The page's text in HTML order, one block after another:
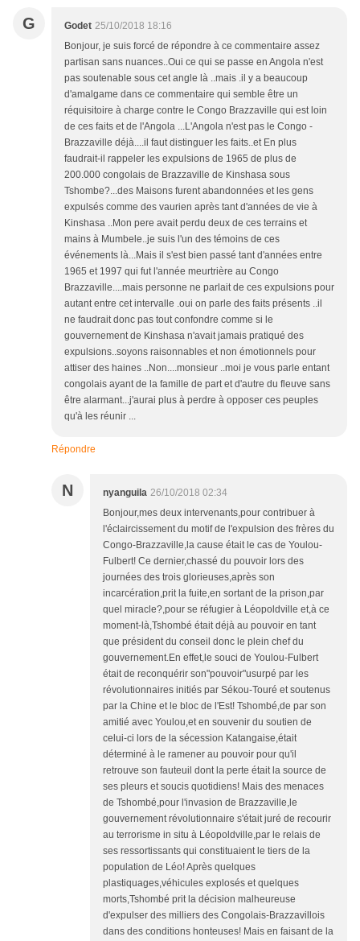
G Godet 25/10/2018 18:16
Bonjour, je suis forcé de répondre à ce commentaire assez
partisan sans nuances..Oui ce qui se passe en Angola n'est
pas soutenable sous cet angle là ..mais .il y a beaucoup
d'amalgame dans ce commentaire qui semble être un
réquisitoire à charge contre le Congo Brazzaville qui est loin
de ces faits et de l'Angola ...L'Angola n'est pas le Congo -
Brazzaville déjà....il faut distinguer les faits..et En plus
faudrait-il rappeler les expulsions de 1965 de plus de
200.000 congolais de Brazzaville de Kinshasa sous
Tshombe?...des Maisons furent abandonnées et les gens
expulsés comme des vaurien après tant d'années de vie à
Kinshasa ..Mon pere avait perdu deux de ces terrains et
mains à Mumbele..je suis l'un des témoins de ces
événements là...Mais il s'est bien passé tant d'années entre
1965 et 1997 qui fut l'année meurtrière au Congo
Brazzaville....mais personne ne parlait de ces expulsions pour
autant entre cet intervalle .oui on parle des faits présents ..il
ne faudrait donc pas tout confondre comme si le
gouvernement de Kinshasa n'avait jamais pratiqué des
expulsions..soyons raisonnables et non émotionnels pour
attiser des haines ..Non....monsieur ..moi je vous parle entant
congolais ayant de la famille de part et d'autre du fleuve sans
être alarmant...j'aurai plus à perdre à opposer ces peuples
qu'à les réunir ...
Répondre
N nyanguila 26/10/2018 02:34
Bonjour,mes deux intervenants,pour contribuer à
l'éclaircissement du motif de l'expulsion des frères du
Congo-Brazzaville,la cause était le cas de Youlou-
Fulbert! Ce dernier,chassé du pouvoir lors des
journées des trois glorieuses,après son
incarcération,prit la fuite,en sortant de la prison,par
quel miracle?,pour se réfugier à Léopoldville et,à ce
moment-là,Tshombé était déjà au pouvoir en tant
que président du conseil donc le plein chef du
gouvernement.En effet,le souci de Youlou-Fulbert
était de reconquérir son"pouvoir"usurpé par les
révolutionnaires initiés par Sékou-Touré et soutenus
par la Chine et le bloc de l'Est! Tshombé,de par son
amitié avec Youlou,et en souvenir du soutien de
celui-ci lors de la sécession Katangaise,était
déterminé à le ramener au pouvoir pour qu'il
retrouve son fauteuil dont la perte était la source de
ses pleurs et soucis quotidiens! Mais des menaces
de Tshombé,pour l'invasion de Brazzaville,le
gouvernement révolutionnaire s'était juré de recourir
au terrorisme in situ à Léopoldville,par le relais de
ses ressortissants qui constituaient le tiers de la
population de Léo! Après quelques
plastiquages,véhicules explosés et quelques
morts,Tshombé prit la décision malheureuse
d'expulser des milliers des Congolais-Brazzavillois
dans des conditions honteuses! Mais en faisant de la